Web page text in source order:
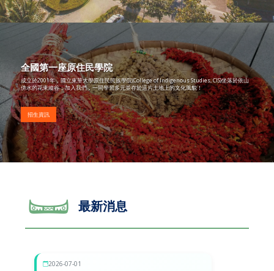
全國第一座原住民學院
成立於2001年，國立東華大學原住民民族學院(College of Indigenous Studies, CIS)坐落於依山
傍水的花東縱谷；加入我們，一同學習多元並存於這片土地上的文化風貌！
招生資訊
最新消息
2026-07-01